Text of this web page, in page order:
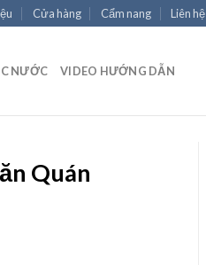
Cửa hàng Cẩm nang Liên hệ
NƯỚC VIDEO HƯỚNG DẪN
Quán